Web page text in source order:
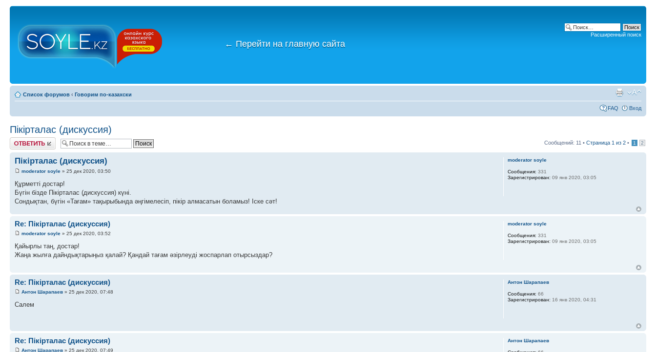
← Перейти на главную сайта
Расширенный поиск
Список форумов ‹ Говорим по-казахски
FAQ Вход
Пікірталас (дискуссия)
Ответить Сообщений: 11 • Страница 1 из 2 • 1 2
Пікірталас (дискуссия)
moderator soyle » 25 дек 2020, 03:50
Құрметті достар!
Бүгін бізде Пікірталас (дискуссия) күні.
Сондықтан, бүгін «Тағам» тақырыбында әңгімелесіп, пікір алмасатын боламыз! Іске сәт!
moderator soyle
Сообщения: 331
Зарегистрирован: 09 янв 2020, 03:05
Re: Пікірталас (дискуссия)
moderator soyle » 25 дек 2020, 03:52
Қайырлы таң, достар!
Жаңа жылға дайндықтарыңыз қалай? Қандай тағам әзірлеуді жоспарлап отырсыздар?
moderator soyle
Сообщения: 331
Зарегистрирован: 09 янв 2020, 03:05
Re: Пікірталас (дискуссия)
Антон Шарапаев » 25 дек 2020, 07:48
Салем
Антон Шарапаев
Сообщения: 66
Зарегистрирован: 16 янв 2020, 04:31
Re: Пікірталас (дискуссия)
Антон Шарапаев » 25 дек 2020, 07:49
Антон Шарапаев